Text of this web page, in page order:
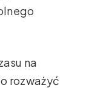
na
rozważyć